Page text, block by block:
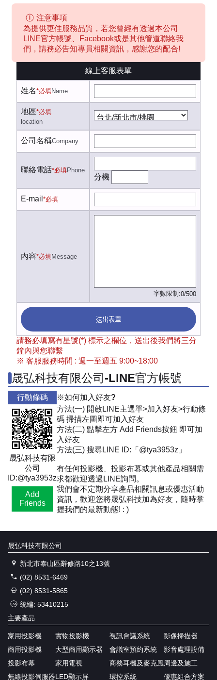
注意事項
為提供更佳服務品質，若您曾經有透過本公司
LINE官方帳號、Facebook或是其他管道聯絡我
們，請務必告知專員相關資訊，感謝您的配合!
線上客服表單
姓名*必填Name
地區*必填
location
公司名稱Company
聯絡電話*必填Phone
分機
E-mail *必填
內容*必填Message
字數限制:0/500
送出表單
請務必填寫有星號(*) 標示之欄位，送出後我們將三分
鐘內與您聯繫
※ 客服服務時間 : 週一至週五 9:00~18:00
晟弘科技有限公司-LINE官方帳號
行動條碼
晟弘科技有限
公司
ID:@tya3953z
Add
Friends
※如何加入好友?
方法(一) 開啟LINE主選單>加入好友>行動條
碼 掃描左圖即可加入好友
方法(二) 點擊左方 Add Friends按鈕 即可加
入好友
方法(三) 搜尋LINE ID:「@tya3953z」
有任何投影機、投影布幕或其他產品相關需
求都歡迎透過LINE詢問。
我們會不定期分享產品相關訊息或優惠活動
資訊，歡迎您將晟弘科技加為好友，隨時掌
握我們的最新動態! : )
晟弘科技有限公司
新北市泰山區辭修路10之13號
(02) 8531-6469
(02) 8531-5865
統編: 53410215
主要產品
家用投影機
商用投影機
投影布幕
無線投影伺服器
實物投影機
大型商用顯示器
家用電視
LED顯示屏
視訊會議系統
會議室預約系統
商務耳機及麥克風
環控系統
影像掃描器
影音處理設備
周邊及施工
優惠組合方案